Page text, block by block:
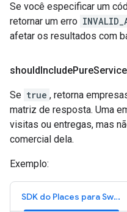
Se você especificar um
retornar um erro
afetar os resultados com
shouldIncludePureService
Se true , retorna
matriz de resposta. Uma
visitas ou entregas, mas
comercial dela.
Exemplo:
SDK do Places para Swift